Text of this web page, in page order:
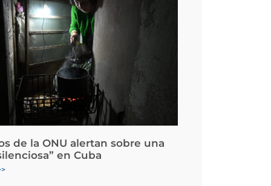
de la ONU alertan sobre una
en Cuba